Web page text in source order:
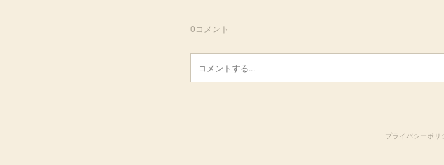
0コメント
プライバシーポリ